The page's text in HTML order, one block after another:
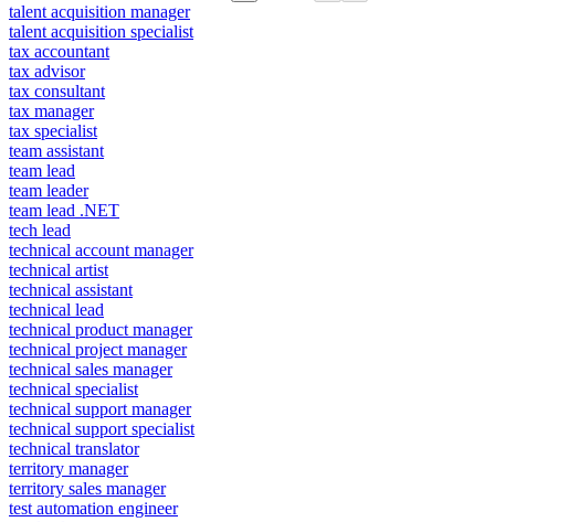
talent acquisition manager
talent acquisition specialist
tax accountant
tax advisor
tax consultant
tax manager
tax specialist
team assistant
team lead
team leader
team lead .NET
tech lead
technical account manager
technical artist
technical assistant
technical lead
technical product manager
technical project manager
technical sales manager
technical specialist
technical support manager
technical support specialist
technical translator
territory manager
territory sales manager
test automation engineer